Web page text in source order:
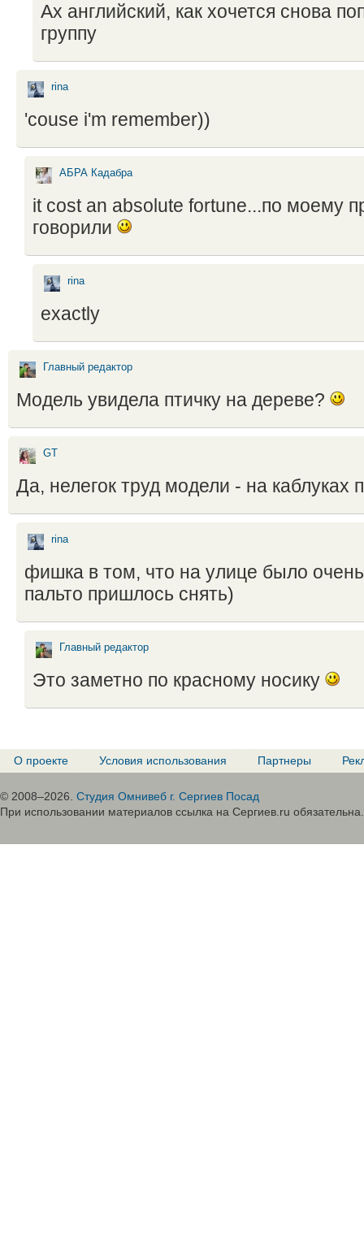
Ах английский, как хочется снова
группу
rina
'couse i'm remember))
АБРА Кадабра
it cost an absolute fortune...по моему
говорили
rina
exactly
Главный редактор
Модель увидела птичку на дереве?
GT
Да, нелегок труд модели - на каблуках
rina
фишка в том, что на улице было
пальто пришлось снять)
Главный редактор
Это заметно по красному носику
О проекте Условия использования Партнеры
© 2008–2026. Студия Омнивеб г. Сергиев Посад
При использовании материалов ссылка на Сергиев.ru обязательна.